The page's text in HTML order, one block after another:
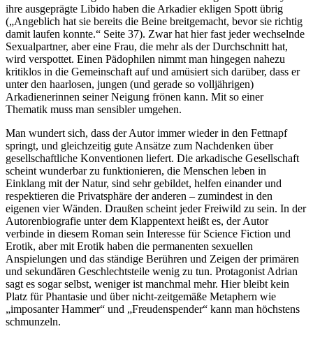
ihre ausgeprägte Libido haben die Arkadier ekligen Spott übrig
(„Angeblich hat sie bereits die Beine breitgemacht, bevor sie richtig
damit laufen konnte.“ Seite 37). Zwar hat hier fast jeder wechselnde
Sexualpartner, aber eine Frau, die mehr als der Durchschnitt hat,
wird verspottet. Einen Pädophilen nimmt man hingegen nahezu
kritiklos in die Gemeinschaft auf und amüsiert sich darüber, dass er
unter den haarlosen, jungen (und gerade so volljährigen)
Arkadienerinnen seiner Neigung frönen kann. Mit so einer
Thematik muss man sensibler umgehen.
Man wundert sich, dass der Autor immer wieder in den Fettnapf
springt, und gleichzeitig gute Ansätze zum Nachdenken über
gesellschaftliche Konventionen liefert. Die arkadische Gesellschaft
scheint wunderbar zu funktionieren, die Menschen leben in
Einklang mit der Natur, sind sehr gebildet, helfen einander und
respektieren die Privatsphäre der anderen – zumindest in den
eigenen vier Wänden. Draußen scheint jeder Freiwild zu sein. In der
Autorenbiografie unter dem Klappentext heißt es, der Autor
verbinde in diesem Roman sein Interesse für Science Fiction und
Erotik, aber mit Erotik haben die permanenten sexuellen
Anspielungen und das ständige Berühren und Zeigen der primären
und sekundären Geschlechtsteile wenig zu tun. Protagonist Adrian
sagt es sogar selbst, weniger ist manchmal mehr. Hier bleibt kein
Platz für Phantasie und über nicht-zeitgemäße Metaphern wie
„imposanter Hammer“ und „Freudenspender“ kann man höchstens
schmunzeln.